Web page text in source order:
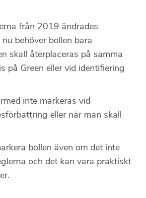
från 2019 ändrades
behöver bollen bara
skall återplaceras på samma
på Green eller vid identifiering
inte markeras vid
eller när man skall
bollen även om det inte
och det kan vara praktiskt